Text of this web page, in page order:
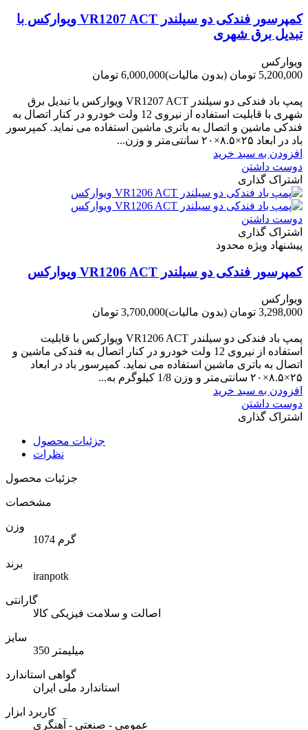
کمپرسور فندکی دو سیلندر VR1207 ACT ویوارکس با
تبدیل برق شهری
ویوارکس
5,200,000 تومان
(بدون مالیات)6,000,000 تومان
پمپ باد فندکی دو سیلندر VR1207 ACT ویوارکس با تبدیل برق
شهری با قابلیت استفاده از نیروی 12 ولت خودرو در کنار اتصال به
فندکی ماشین و اتصال به باتری ماشین استفاده می نماید. کمپرسور
باد در ابعاد ۲۵×۸.۵×۲۰ سانتی‌متر و وزن...
افزودن به سبد خرید
دوست داشتن
اشتراک گذاری
دوست داشتن
اشتراک گذاری
پیشنهاد ویژه محدود
کمپرسور فندکی دو سیلندر VR1206 ACT ویوارکس
ویوارکس
3,298,000 تومان
(بدون مالیات)3,700,000 تومان
پمپ باد فندکی دو سیلندر VR1206 ACT ویوارکس با قابلیت
استفاده از نیروی 12 ولت خودرو در کنار اتصال به فندکی ماشین و
اتصال به باتری ماشین استفاده می نماید. کمپرسور باد در ابعاد
۲۵×۸.۵×۲۰ سانتی‌متر و وزن 1/8 کیلوگرم به...
افزودن به سبد خرید
دوست داشتن
اشتراک گذاری
جزئیات محصول
نظرات
جزئیات محصول
مشخصات
وزن
1074 گرم
برند
iranpotk
گارانتی
اصالت و سلامت فیزیکی کالا
سایز
350 میلیمتر
گواهی استاندارد
استاندارد ملی ایران
کاربرد ابزار
عمومی - صنعتی - آهنگری